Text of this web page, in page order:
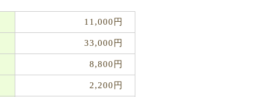
11,000円
33,000円
8,800円
2,200円